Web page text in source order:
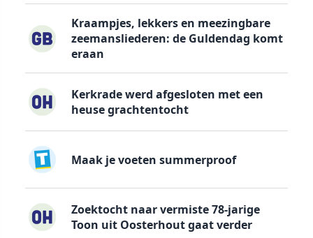
Kraampjes, lekkers en meezingbare
zeemansliederen: de Guldendag komt
eraan
Kerkrade werd afgesloten met een
heuse grachtentocht
Maak je voeten summerproof
Zoektocht naar vermiste 78-jarige
Toon uit Oosterhout gaat verder